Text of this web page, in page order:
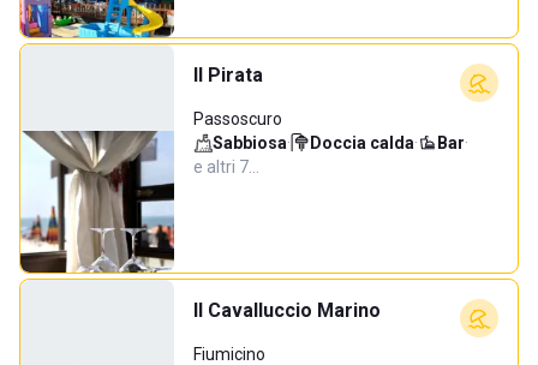
Il Pirata
Passoscuro
Sabbiosa· Doccia calda· Bar·
e altri 7…
Il Cavalluccio Marino
Fiumicino